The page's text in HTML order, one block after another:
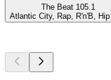
The Beat 105.1
Atlantic City, Rap, R'n'B,